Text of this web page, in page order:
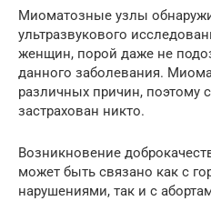
Миоматозные узлы
ультразвукового
женщин, порой даже не
данного заболевания.
различных причин, поэтому
застрахован никто.
Возникновение
может быть связано как с
нарушениями, так и с